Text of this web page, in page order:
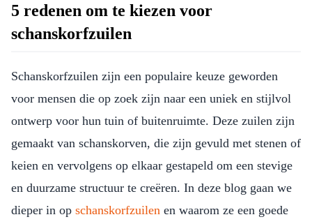
5 redenen om te kiezen voor
schanskorfzuilen
Schanskorfzuilen zijn een populaire keuze geworden
voor mensen die op zoek zijn naar een uniek en stijlvol
ontwerp voor hun tuin of buitenruimte. Deze zuilen zijn
gemaakt van schanskorven, die zijn gevuld met stenen of
keien en vervolgens op elkaar gestapeld om een stevige
en duurzame structuur te creëren. In deze blog gaan we
dieper in op schanskorfzuilen en waarom ze een goede